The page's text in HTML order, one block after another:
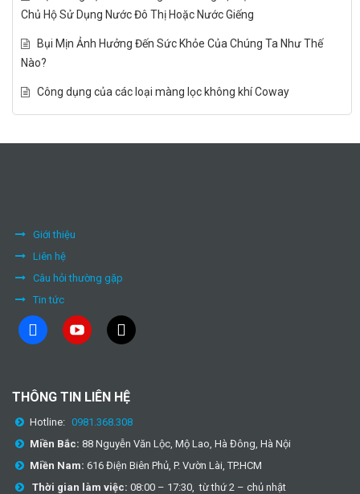
Chủ Hộ Sử Dụng Nước Đô Thị Hoặc Nước Giếng
Bụi Mịn Ảnh Hưởng Đến Sức Khỏe Của Chúng Ta Như Thế
Nào?
Công dụng của các loại màng lọc không khí Coway
Giới thiệu
Liên hệ
Câu hỏi thường gặp
Tin tức
facebook youtube tiktok
THÔNG TIN LIÊN HỆ
Hotline: 0981.368.308
Miền Bắc: 88 Nguyễn Văn Lộc, Mộ Lao, Hà Đông, Hà Nội
Miền Nam: 616 Điện Biên Phủ, P. Vườn Lài, TP.HCM
Thời gian làm việc: 08:00 – 17:30, từ thứ 2 – chủ nhật